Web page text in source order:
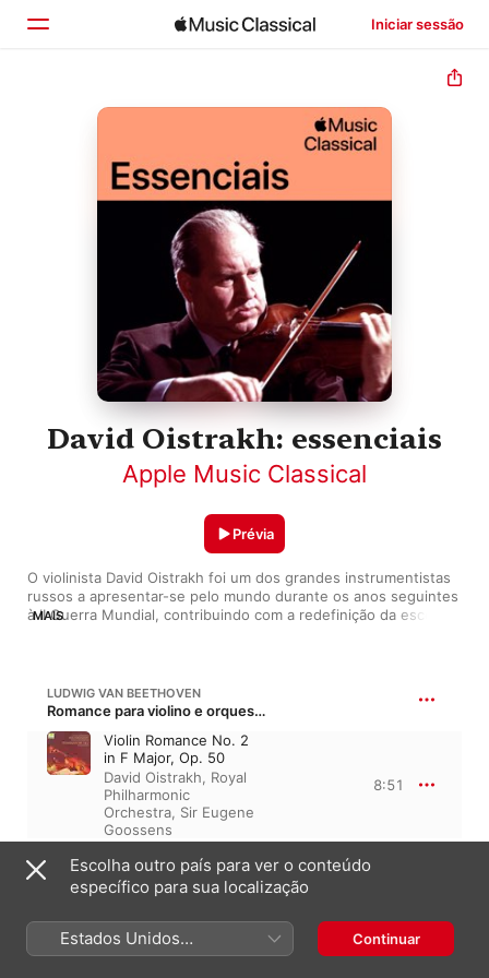
Iniciar sessão
Início
Buscar
David Oistrakh: essenciais
Apple Music Classical
O violinista David Oistrakh foi um dos grandes instrumentistas
russos a apresentar-se pelo mundo durante os anos seguintes
à II Guerra Mundial, contribuindo com a redefinição da escola
peças de Bartók, Sibelius e Shostakovich, exibia sua especial
habilidade com a música avant-garde da época. Suas gravações
grandes gravadoras como a EMI e a Deutsche Grammophon.
MAIS
Prévia
LUDWIG VAN BEETHOVEN
Romance para violino e orquestra n.º 2 em fá maior, Op. 50
Violin Romance No. 2
in F Major, Op. 50
David Oistrakh, Royal
Philharmonic
Orchestra, Sir Eugene
Goossens
8:51
JOHANN SEBASTIAN BACH
Concerto para violino n.º 1 em lá menor, BWV 1041
I. (Allegro Moderato)
Wiener Symphoniker
Georg Fischer,David
4:05
Escolha outro país para ver o conteúdo
específico para sua localização
Estados Unidos
(Português Brasil)
Continuar